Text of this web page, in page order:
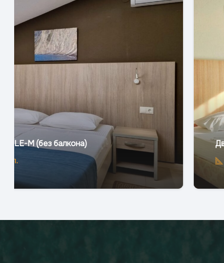
Двухместный Стандарт DBL (с балконом)
2 чел.